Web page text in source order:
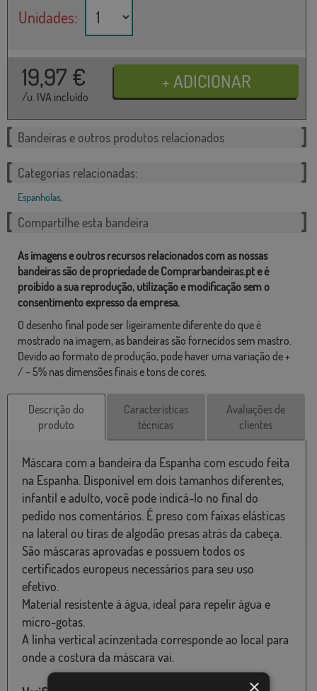
Unidades:
19,97 €
/u. IVA incluído
Bandeiras e outros produtos relacionados
Categorias relacionadas:
Espanholas,
Compartilhe esta bandeira
As imagens e outros recursos relacionados com as nossas
bandeiras são de propriedade de Comprarbandeiras.pt e é
proibido a sua reprodução, utilização e modificação sem o
consentimento expresso da empresa.
O desenho final pode ser ligeiramente diferente do que é
mostrado na imagem, as bandeiras são fornecidos sem mastro.
Devido ao formato de produção, pode haver uma variação de +
/ - 5% nas dimensões finais e tons de cores.
Descrição do
produto
Características
técnicas
Avaliações de
clientes
Máscara com a bandeira da Espanha com escudo feita
na Espanha. Disponível em dois tamanhos diferentes,
infantil e adulto, você pode indicá-lo no final do
pedido nos comentários. É preso com faixas elásticas
na lateral ou tiras de algodão presas atrás da cabeça.
São máscaras aprovadas e possuem todos os
certificados europeus necessários para seu uso
efetivo.
Material resistente à água, ideal para repelir água e
micro-gotas.
A linha vertical acinzentada corresponde ao local para
onde a costura da máscara vai.
×